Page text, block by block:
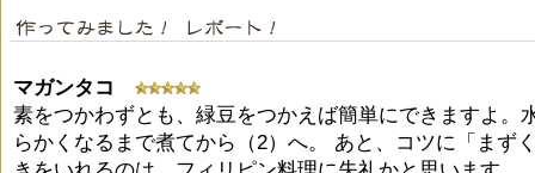
マガンタコ
素をつかわずとも、緑豆をつかえば簡単にできますよ。
らかくなるまで煮てから（2）へ。 あと、コツに「まず